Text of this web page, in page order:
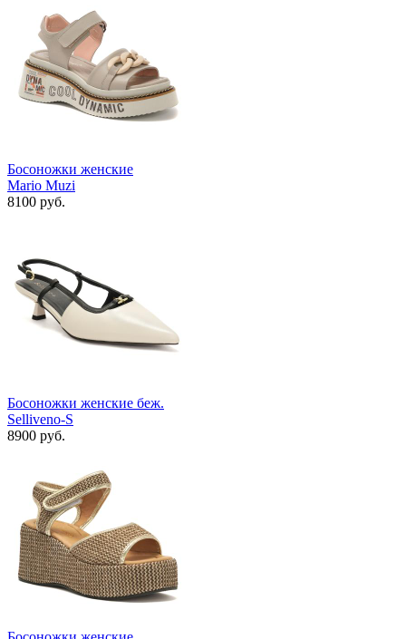
Босоножки женские
Mario Muzi
8100 руб.
Босоножки женские беж.
Selliveno-S
8900 руб.